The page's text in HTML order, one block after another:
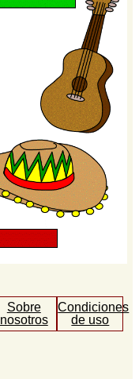
Sobre
nosotros
Condiciones
de uso